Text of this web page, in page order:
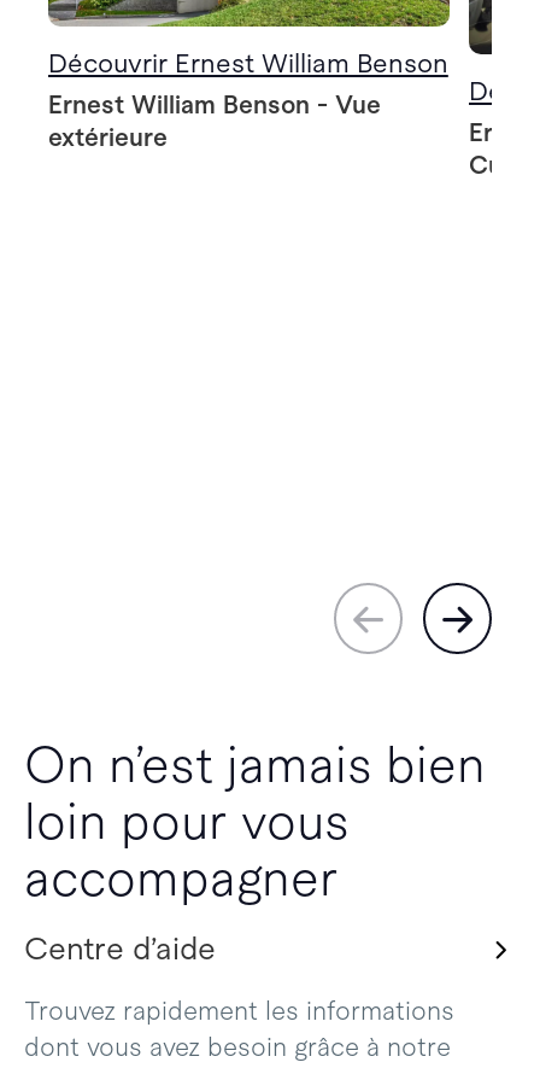
Découvrir Ernest William Benson
Ernest William Benson - Vue
extérieure
On n’est jamais bien
loin pour vous
accompagner
Centre d’aide
Trouvez rapidement les informations
dont vous avez besoin grâce à notre